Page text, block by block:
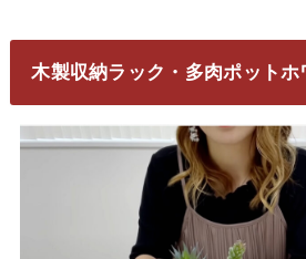
木製収納ラック・多肉ポットホ